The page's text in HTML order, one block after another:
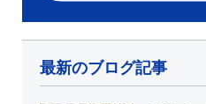
最新のブログ記事